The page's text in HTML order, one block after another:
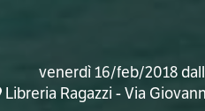
venerdì 16/feb/2018
Libreria Ragazzi - Via